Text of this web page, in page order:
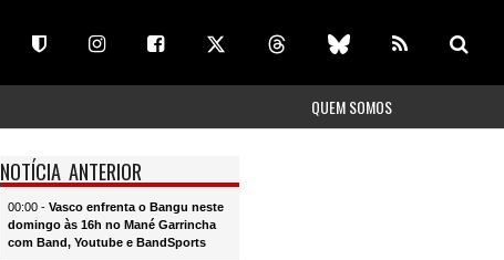
QUEM SOMOS
NOTÍCIA ANTERIOR
00:00 - Vasco enfrenta o Bangu neste
domingo às 16h no Mané Garrincha
com Band, Youtube e BandSports